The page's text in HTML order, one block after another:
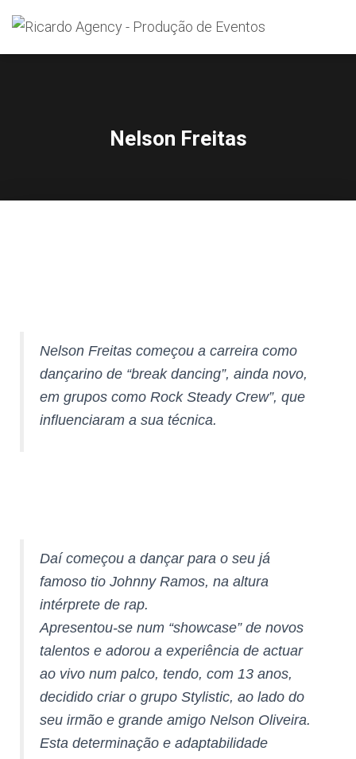
for:
Nelson Freitas
Nelson Freitas começou a carreira como
dançarino de “break dancing”, ainda novo,
em grupos como Rock Steady Crew”, que
influenciaram a sua técnica.
Daí começou a dançar para o seu já
famoso tio Johnny Ramos, na altura
intérprete de rap.
Apresentou-se num “showcase” de novos
talentos e adorou a experiência de actuar
ao vivo num palco, tendo, com 13 anos,
decidido criar o grupo Stylistic, ao lado do
seu irmão e grande amigo Nelson Oliveira.
Esta determinação e adaptabilidade